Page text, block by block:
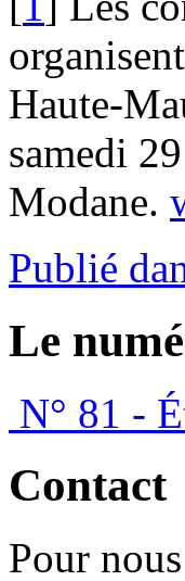
Haute-
samedi
Modane.
Publié
Le
N° 81 -
Contact
Pour